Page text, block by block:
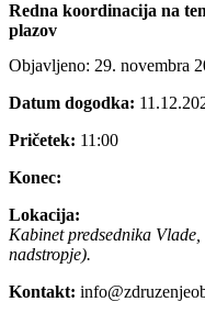
Redna koordinacija na
plazov
Objavljeno: 29. novembra
Datum dogodka:
Pričetek: 11:00
Konec:
Lokacija:
Kabinet predsednika
nadstropje).
Kontakt: